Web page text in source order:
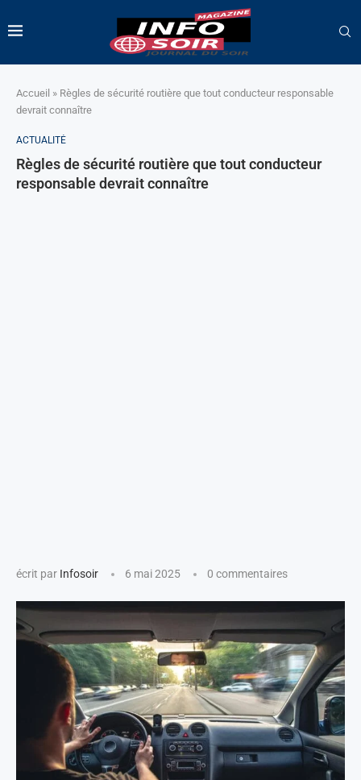
Accueil » Règles de sécurité routière que tout conducteur responsable
devrait connaître
ACTUALITÉ
Règles de sécurité routière que tout conducteur
responsable devrait connaître
écrit par Infosoir 6 mai 2025 0 commentaires